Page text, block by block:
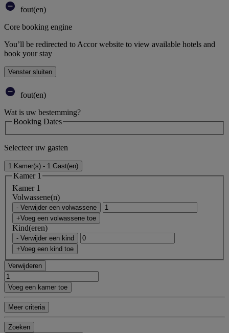
fout(en)
Core booking engine
You’ll be redirected to Accor website to view available hotels and
book your stay
Venster sluiten
fout(en)
Wat is uw bestemming?
Booking Dates
Selecteer uw gasten
1 Kamer(s) - 1 Gast(en)
Kamer 1
Kamer 1
Volwassene(n)
- Verwijder een volwassene
+Voeg een volwassene toe
Kind(eren)
- Verwijder een kind
+Voeg een kind toe
Verwijderen
Voeg een kamer toe
Meer criteria
Zoeken